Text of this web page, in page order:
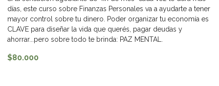
días, este curso sobre Finanzas Personales va a ayudarte a tener
mayor control sobre tu dinero. Poder organizar tu economía es
CLAVE para diseñar la vida que querés, pagar deudas y
ahorrar...pero sobre todo te brinda: PAZ MENTAL.
$80.000